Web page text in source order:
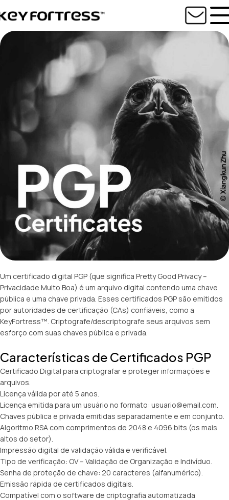
Um certificado digital PGP (que significa Pretty Good Privacy –
Privacidade Muito Boa) é um arquivo digital contendo uma chave
pública e uma chave privada. Esses certificados PGP são emitidos
por autoridades de certificação (CAs) confiáveis, como a
KeyFortress™. Criptografe/descriptografe seus arquivos sem
esforço com suas chaves pública e privada.
Características de Certificados PGP
Certificado Digital para criptografar e proteger informações e
arquivos.
Licença válida por até 5 anos.
Licença emitida para um usuário no formato: usuario@email.com.
Chaves pública e privada emitidas separadamente e em conjunto.
Algoritmo RSA com comprimentos de 2048 e 4096 bits (os mais
altos do setor).
Impressão digital de validação válida e verificável.
Tipo de verificação: OV – Validação de Organização e Indivíduo.
Senha de proteção de chave: 20 caracteres (alfanumérico).
Emissão rápida de certificados digitais.
Compatível com o software de criptografia automatizada